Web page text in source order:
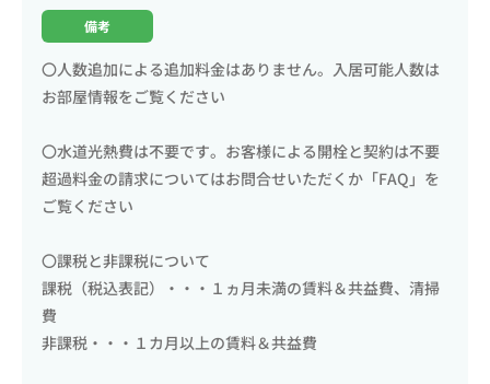
備考
〇人数追加による追加料金はありません。入居可能人数は
お部屋情報をご覧ください
〇水道光熱費は不要です。お客様による開栓と契約は不要
超過料金の請求についてはお問合せいただくか「FAQ」を
ご覧ください
〇課税と非課税について
課税（税込表記）・・・１ヵ月未満の賃料＆共益費、清掃
費
非課税・・・１カ月以上の賃料＆共益費